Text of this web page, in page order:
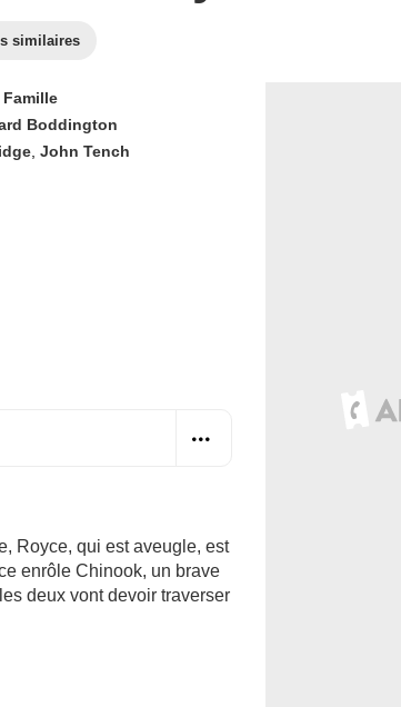
similaires
Famille
Boddington
John Tench
Royce, qui est aveugle, est
enrôle Chinook, un brave
deux vont devoir traverser